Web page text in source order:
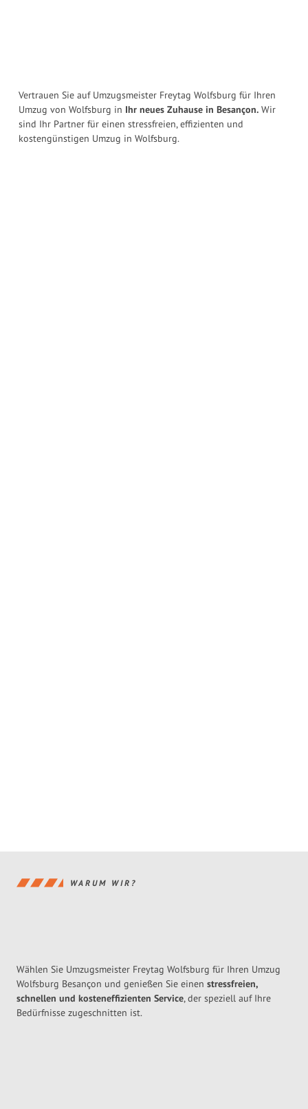
Vertrauen Sie auf Umzugsmeister Freytag Wolfsburg für Ihren
Umzug von Wolfsburg in Ihr neues Zuhause in Besançon. Wir
sind Ihr Partner für einen stressfreien, effizienten und
kostengünstigen Umzug in Wolfsburg.
WARUM WIR?
Wählen Sie Umzugsmeister Freytag Wolfsburg für Ihren Umzug
Wolfsburg Besançon und genießen Sie einen stressfreien,
schnellen und kosteneffizienten Service, der speziell auf Ihre
Bedürfnisse zugeschnitten ist.